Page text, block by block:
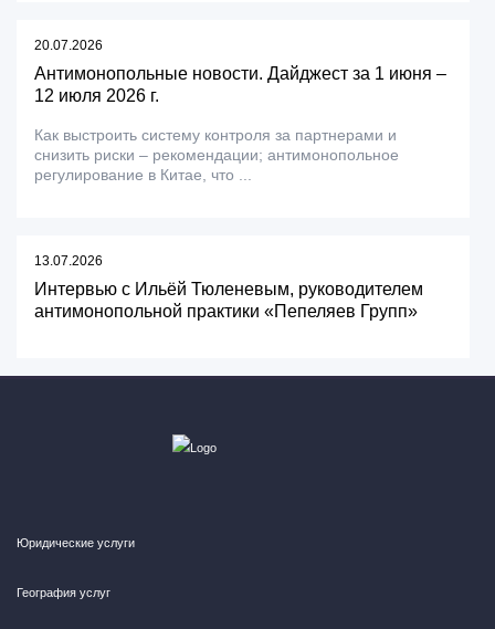
20.07.2026
Антимонопольные новости. Дайджест за 1 июня –
12 июля 2026 г.
Как выстроить систему контроля за партнерами и
снизить риски – рекомендации; антимонопольное
регулирование в Китае, что ...
13.07.2026
Интервью с Ильёй Тюленевым, руководителем
антимонопольной практики «Пепеляев Групп»
Юридические услуги
География услуг